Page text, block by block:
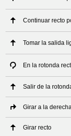
Continuar recto
Tomar la salida
En la rotonda
Salir de la
Girar a la
Girar recto